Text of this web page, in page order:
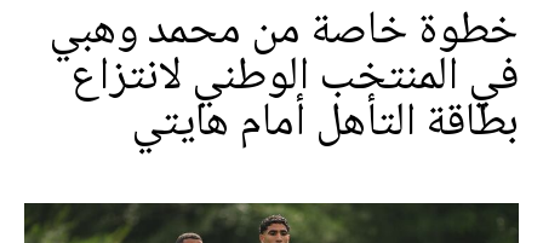
خطوة خاصة من محمد وهبي
في المنتخب الوطني لانتزاع
بطاقة التأهل أمام هايتي